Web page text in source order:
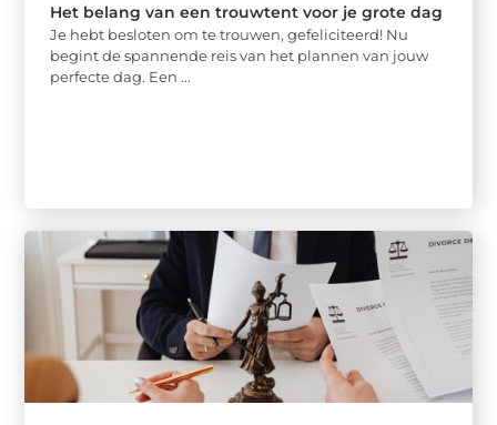
Het belang van een trouwtent voor je grote dag
Je hebt besloten om te trouwen, gefeliciteerd! Nu
begint de spannende reis van het plannen van jouw
perfecte dag. Een ...